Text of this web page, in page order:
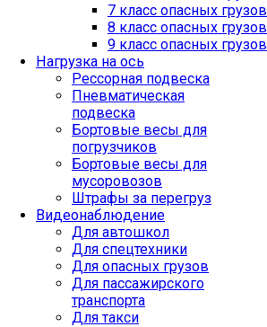
7 класс опасных грузов
8 класс опасных грузов
9 класс опасных грузов
Нагрузка на ось
Рессорная подвеска
Пневматическая
подвеска
Бортовые весы для
погрузчиков
Бортовые весы для
мусоровозов
Штрафы за перегруз
Видеонаблюдение
Для автошкол
Для спецтехники
Для опасных грузов
Для пассажирского
транспорта
Для такси